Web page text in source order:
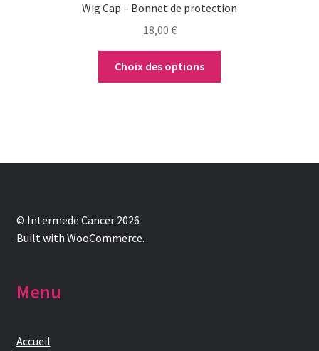
Wig Cap – Bonnet de protection
18,00 €
Choix des options
produit
Menu
Accueil
© Intermede Cancer 2026
Built with WooCommerce.